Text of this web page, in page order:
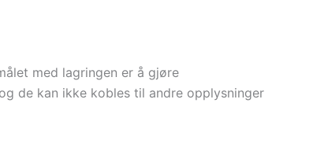
med lagringen er å gjøre
de kan ikke kobles til andre opplysninger